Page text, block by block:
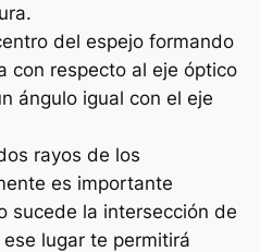
del espejo formando
con respecto al eje óptico
ángulo igual con el eje
rayos de los
es importante
sucede la intersección de
lugar te permitirá